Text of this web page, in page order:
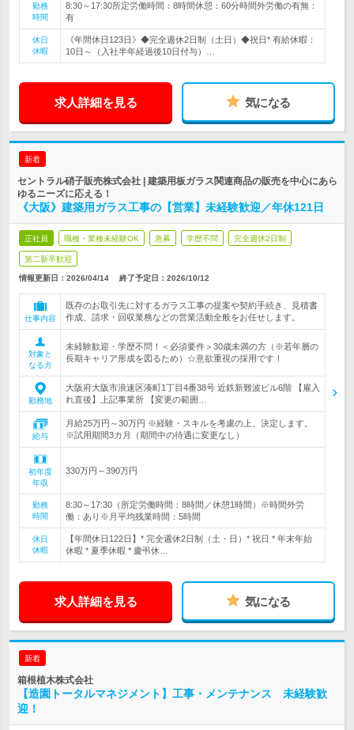
勤務
時間
8:30～17:30所定労働時間：8時間休憩：60分時間外労働の有無：
有
休日
休暇
《年間休日123日》◆完全週休2日制（土日）◆祝日* 有給休暇：
10日～（入社半年経過後10日付与）…
求人詳細を見る 気になる
新着
セントラル硝子販売株式会社 | 建築用板ガラス関連商品の販売を中心にあら
ゆるニーズに応える！
《大阪》建築用ガラス工事の【営業】未経験歓迎／年休121日
正社員 職種・業種未経験OK 急募 学歴不問 完全週休2日制
第二新卒歓迎
情報更新日：2026/04/14 終了予定日： 2026/10/12
仕事内容
既存のお取引先に対するガラス工事の提案や契約手続き、見積書
作成、請求・回収業務などの営業活動全般をお任せします。
対象と
なる方
未経験歓迎・学歴不問！＜必須要件＞30歳未満の方（※若年層の
長期キャリア形成を図るため）☆意欲重視の採用です！
勤務地
大阪府大阪市浪速区湊町1丁目4番38号 近鉄新難波ビル6階 【雇入
れ直後】上記事業所 【変更の範囲…
給与
月給25万円～30万円 ※経験・スキルを考慮の上、決定します。
※試用期間3カ月（期間中の待遇に変更なし）
初年度
年収
330万円～390万円
勤務
時間
8:30～17:30（所定労働時間：8時間／休憩1時間）※時間外労
働：あり※月平均残業時間：5時間
休日
休暇
【年間休日122日】* 完全週休2日制（土・日）* 祝日 * 年末年始
休暇 * 夏季休暇 * 慶弔休…
求人詳細を見る 気になる
新着
箱根植木株式会社
【造園トータルマネジメント】工事・メンテナンス 未経験歓
迎！